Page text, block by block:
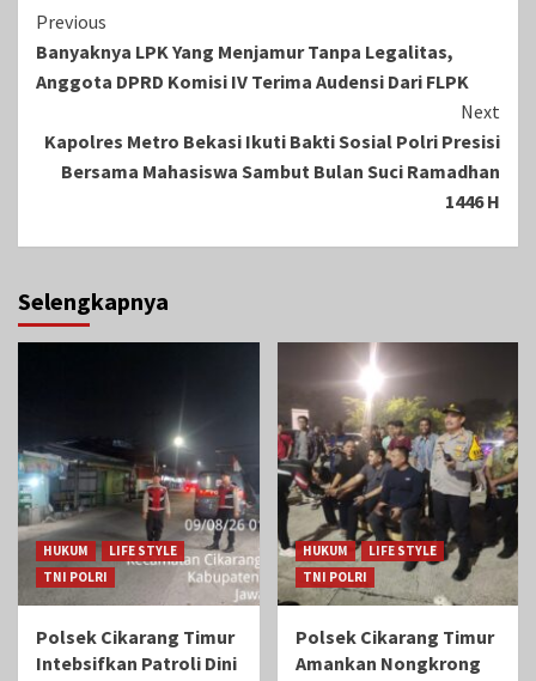
Continue
Reading
Previous
Banyaknya LPK Yang Menjamur Tanpa Legalitas,
Anggota DPRD Komisi IV Terima Audensi Dari FLPK
Next
Kapolres Metro Bekasi Ikuti Bakti Sosial Polri Presisi
Bersama Mahasiswa Sambut Bulan Suci Ramadhan
1446 H
Selengkapnya
HUKUM
LIFE STYLE
TNI POLRI
Polsek Cikarang Timur
Intebsifkan Patroli Dini
HUKUM
LIFE STYLE
TNI POLRI
Polsek Cikarang Timur
Amankan Nongkrong